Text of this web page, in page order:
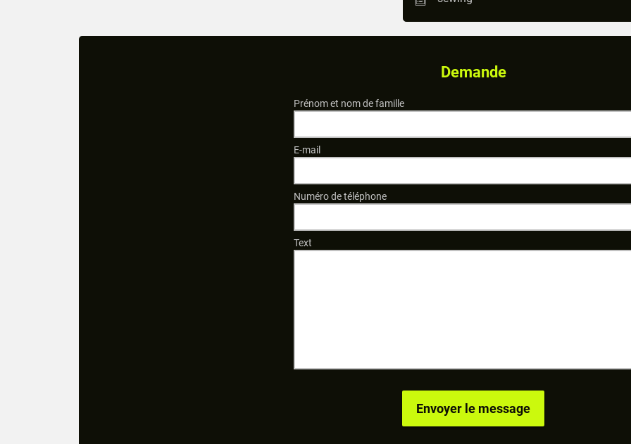
Demande
Prénom et nom de famille
E-mail
Numéro de téléphone
Text